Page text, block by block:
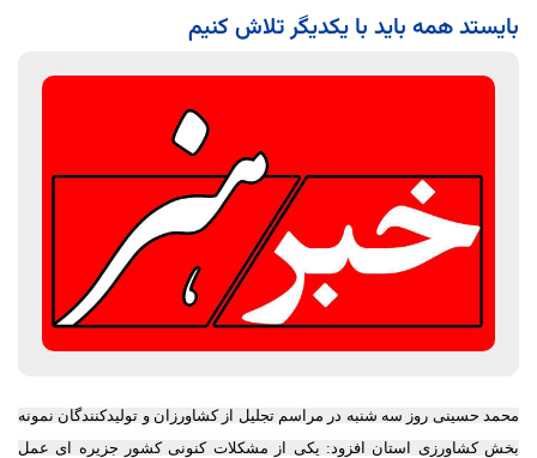
بایستد همه باید با یکدیگر تلاش کنیم
محمد حسینی روز سه شنبه در مراسم تجلیل از کشاورزان و تولیدکنندگان نمونه
بخش کشاورزی استان افزود: یکی از مشکلات کنونی کشور جزیره ای عمل